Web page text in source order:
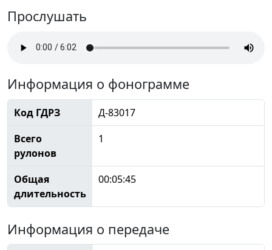
Прослушать
Информация о фонограмме
Код ГДРЗ
Д-83017
Всего
рулонов
1
Общая
длительность
00:05:45
Информация о передаче